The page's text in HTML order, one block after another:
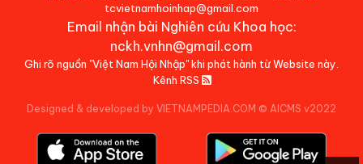
tcvietnamhoinhap@gmail.com
Email nhận bài Nghiên cứu Khoa học:
nckh.vnhn@gmail.com
Ghi rõ nguồn "Việt Nam Hội Nhập" khi phát hành từ Website này.
Kênh RSS
Designed & developed by VIETNAMPEDIA.COM © AICMS v2022